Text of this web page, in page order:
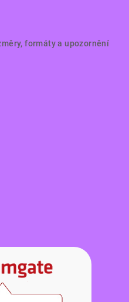
formáty a upozornění